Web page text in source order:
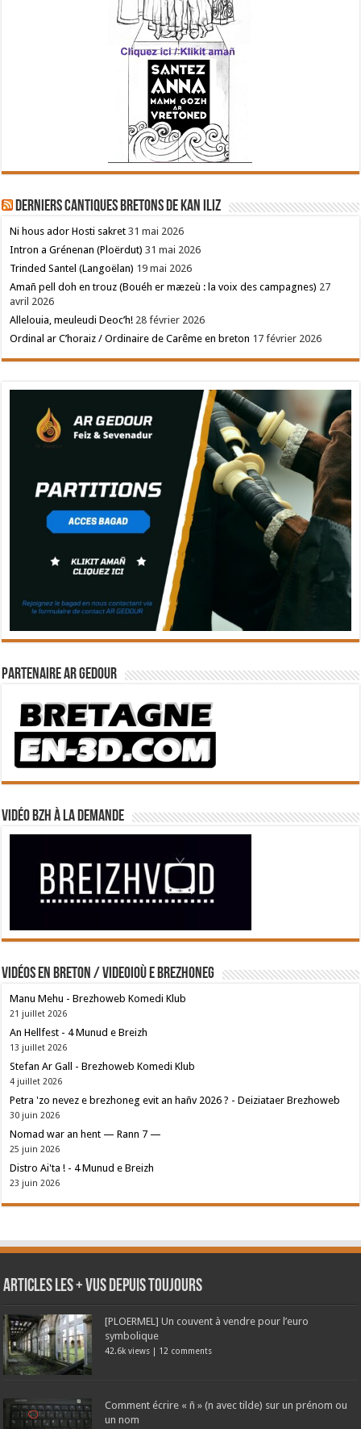
Derniers cantiques bretons de Kan Iliz
Ni hous ador Hosti sakret 31 mai 2026
Intron a Grénenan (Ploërdut) 31 mai 2026
Trinded Santel (Langoëlan) 19 mai 2026
Amañ pell doh en trouz (Bouéh er mæzeù : la voix des campagnes) 27
avril 2026
Allelouia, meuleudi Deoc’h! 28 février 2026
Ordinal ar C’horaiz / Ordinaire de Carême en breton 17 février 2026
Partenaire Ar Gedour
Vidéo BZH à la demande
Vidéos en breton / Videoioù e brezhoneg
Manu Mehu - Brezhoweb Komedi Klub
21 juillet 2026
An Hellfest - 4 Munud e Breizh
13 juillet 2026
Stefan Ar Gall - Brezhoweb Komedi Klub
4 juillet 2026
Petra 'zo nevez e brezhoneg evit an hañv 2026 ? - Deiziataer Brezhoweb
30 juin 2026
Nomad war an hent — Rann 7 —
25 juin 2026
Distro Ai'ta ! - 4 Munud e Breizh
23 juin 2026
Articles les + vus depuis toujours
[PLOERMEL] Un couvent à vendre pour l’euro
symbolique
42.6k views 12 comments
Comment écrire « ñ » (n avec tilde) sur un prénom ou
un nom